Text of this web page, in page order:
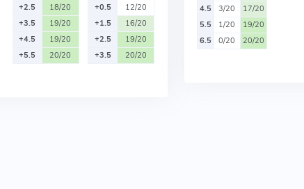
+2.5
18/20
+3.5
19/20
+4.5
19/20
+5.5
20/20
+0.5
12/20
+1.5
16/20
+2.5
19/20
+3.5
20/20
4.5
3/20
17/20
5.5
1/20
19/20
6.5
0/20 20/20